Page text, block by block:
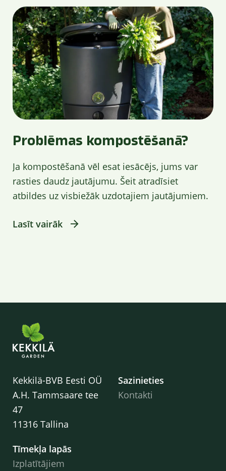
Problēmas kompostēšanā?
Ja kompostēšanā vēl esat iesācējs, jums var
rasties daudz jautājumu. Šeit atradīsiet
atbildes uz visbiežāk uzdotajiem jautājumiem.
Lasīt vairāk
Kekkilä-BVB Eesti OÜ
A.H. Tammsaare tee
47
11316 Tallina
Sazinieties
Kontakti
Tīmekļa lapās
Izplatītājiem